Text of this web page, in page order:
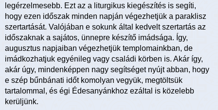
legérzelmesebb. Ezt az a liturgikus kiegészítés is segíti,
hogy ezen időszak minden napján végezhetjük a paraklisz
szertartását. Valójában e sokunk által kedvelt szertartás az
időszaknak a sajátos, ünnepre készítő imádsága. Így,
augusztus napjaiban végezhetjük templomainkban, de
imádkozhatjuk egyénileg vagy családi körben is. Akár így,
akár úgy, mindenképpen nagy segítséget nyújt abban, hogy
e szép bűnbánati időt komolyan vegyük, megtöltsük
tartalommal, és égi Édesanyánkhoz ezáltal is közelebb
kerüljünk.